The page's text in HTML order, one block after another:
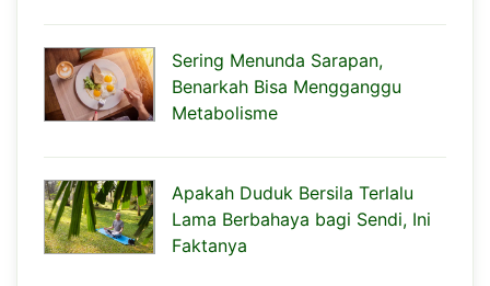
Sering Menunda Sarapan,
Benarkah Bisa Mengganggu
Metabolisme
Apakah Duduk Bersila Terlalu
Lama Berbahaya bagi Sendi, Ini
Faktanya